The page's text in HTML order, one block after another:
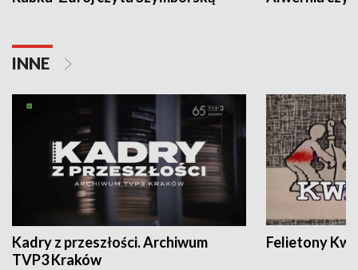
INNE
Kadry z przeszłości. Archiwum
TVP3 Kraków
Felietony